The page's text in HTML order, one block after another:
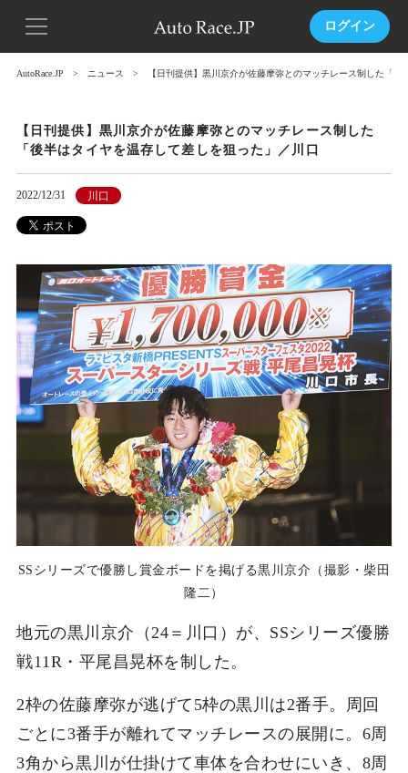
ログイン
AutoRace.JP ニュース 【日刊提供】黒川京介が佐藤摩弥とのマッチレース制した「
【日刊提供】黒川京介が佐藤摩弥とのマッチレース制した
「後半はタイヤを温存して差しを狙った」／川口
2022/12/31 川口
SSシリーズで優勝し賞金ボードを掲げる黒川京介（撮影・柴田
隆二）
地元の黒川京介（24＝川口）が、SSシリーズ優勝
戦11R・平尾昌晃杯を制した。
2枠の佐藤摩弥が逃げて5枠の黒川は2番手。周回
ごとに3番手が離れてマッチレースの展開に。6周
3角から黒川が仕掛けて車体を合わせにいき、8周